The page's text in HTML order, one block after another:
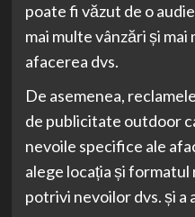
poate fi văzut de o
mai multe vânzări și
afacerea dvs.
De asemenea,
de publicitate outdoor
nevoile specifice ale
alege locația și formatul
potrivi nevoilor dvs. și a